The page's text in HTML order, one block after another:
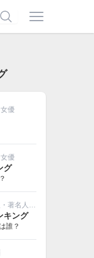
優
優
グ
名人その他
キング
誰？